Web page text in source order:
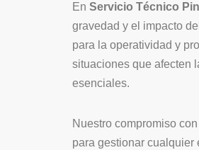
En Servicio Técnico
gravedad y el impacto
para la operatividad y
situaciones que afecten
esenciales.
Nuestro compromiso
para gestionar cualquier